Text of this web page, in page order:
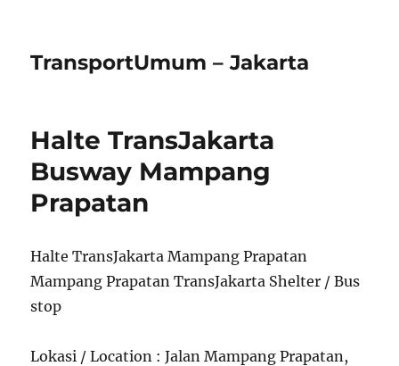
TransportUmum – Jakarta
Halte TransJakarta
Busway Mampang
Prapatan
Halte TransJakarta Mampang Prapatan
Mampang Prapatan TransJakarta Shelter / Bus
stop
Lokasi / Location : Jalan Mampang Prapatan,